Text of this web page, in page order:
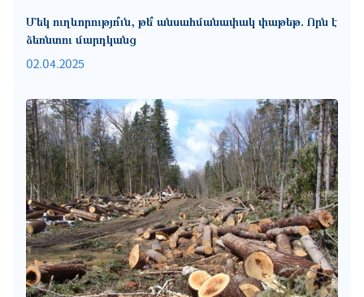
Մեկ ուղևորությո՞ւն, թե՞ անսահմանափակ փաթեթ. Որն է
ձեռնտու մարդկանց
02.04.2025